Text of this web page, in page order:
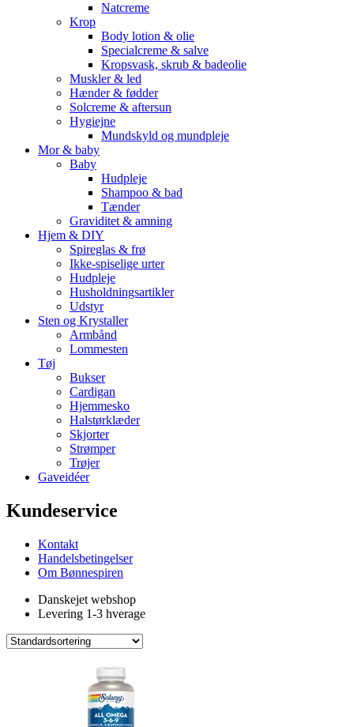
Natcreme
Krop
Body lotion & olie
Specialcreme & salve
Kropsvask, skrub & badeolie
Muskler & led
Hænder & fødder
Solcreme & aftersun
Hygiejne
Mundskyld og mundpleje
Mor & baby
Baby
Hudpleje
Shampoo & bad
Tænder
Graviditet & amning
Hjem & DIY
Spireglas & frø
Ikke-spiselige urter
Hudpleje
Husholdningsartikler
Udstyr
Sten og Krystaller
Armbånd
Lommesten
Tøj
Bukser
Cardigan
Hjemmesko
Halstørklæder
Skjorter
Strømper
Trøjer
Gaveidéer
Kundeservice
Kontakt
Handelsbetingelser
Om Bønnespiren
Danskejet webshop
Levering 1-3 hverage